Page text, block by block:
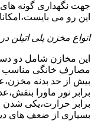
جهت نگهداری گونه های
این رو می
انواع مخزن پلی اتیلن
این مخازن شامل دو
مصارف خانگی مناسب
برابر نور ماورا
برابر حرارت،یکی
بسیاری از ضعف های